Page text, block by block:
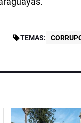
TEMAS: